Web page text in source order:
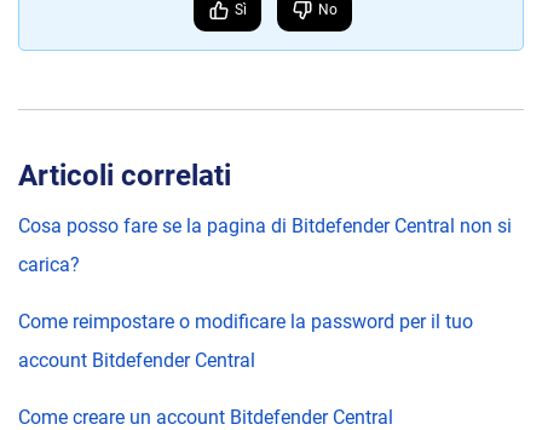
Sì No
Articoli correlati
Cosa posso fare se la pagina di Bitdefender Central non si
carica?
Come reimpostare o modificare la password per il tuo
account Bitdefender Central
Come creare un account Bitdefender Central